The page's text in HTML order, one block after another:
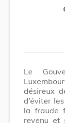
Le
désireux
d’éviter
la fraude
revenu et